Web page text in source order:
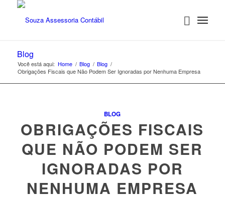
Blog
Você está aqui: Home / Blog / Blog /
Obrigações Fiscais que Não Podem Ser Ignoradas por Nenhuma Empresa
BLOG
OBRIGAÇÕES FISCAIS
QUE NÃO PODEM SER
IGNORADAS POR
NENHUMA EMPRESA